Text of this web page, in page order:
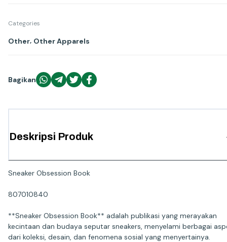
Categories
Other Other Apparels
Bagikan
Deskripsi Produk
Sneaker Obsession Book
807010840
**Sneaker Obsession Book** adalah publikasi yang merayakan
kecintaan dan budaya seputar sneakers, menyelami berbagai
dari koleksi, desain, dan fenomena sosial yang menyertainya.